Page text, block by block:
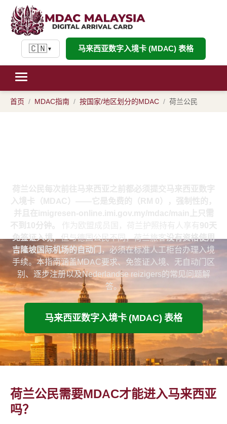
🇨🇳▼ 马来西亚数字入境卡 (MDAC) 表格
首页 MDAC指南 按国家/地区划分的MDAC 荷兰公民
免签证入境，但与德国公民不同，荷兰旅客没有资格使用
吉隆坡国际机场的自动门 ，必须在标准人工柜台办理入境
手续。本指南涵盖MDAC要求、免签证入境、无自动门区
别、逐步注册以及Nederlandse reizigers的常见问题解
答。
马来西亚数字入境卡 (MDAC) 表格
荷兰公民需要MDAC才能进入马来西亚
吗？